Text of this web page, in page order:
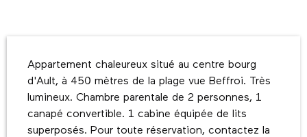
Appartement chaleureux situé au centre bourg
d'Ault, à 450 mètres de la plage vue Beffroi. Très
lumineux. Chambre parentale de 2 personnes, 1
canapé convertible. 1 cabine équipée de lits
superposés. Pour toute réservation, contactez la